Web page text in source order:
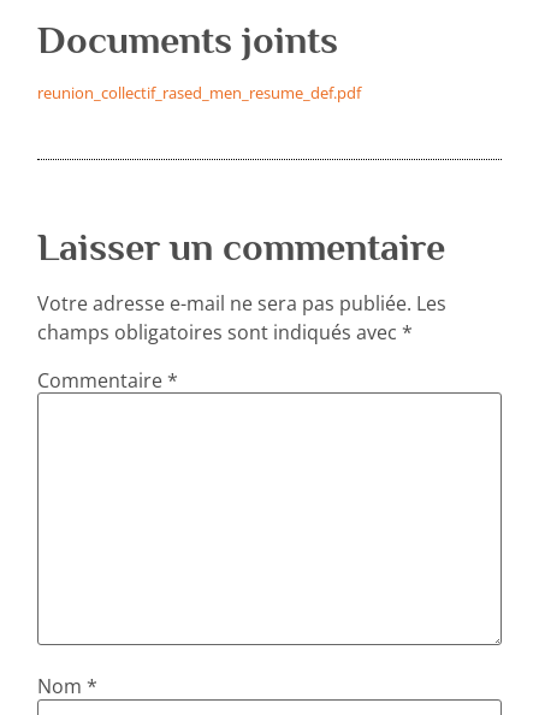
Documents joints
reunion_collectif_rased_men_resume_def.pdf
Laisser un commentaire
Votre adresse e-mail ne sera pas publiée. Les
champs obligatoires sont indiqués avec*
Commentaire*
Nom*